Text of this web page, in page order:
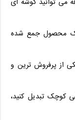
یک محصول جمع شده
یکی از پرفروش ‌ترین و
کوچک تبدیل کنید،